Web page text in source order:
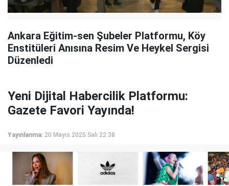
Ankara Eğitim-sen Şubeler Platformu, Köy
Enstitüleri Anısına Resim Ve Heykel Sergisi
Düzenledi
Yeni Dijital Habercilik Platformu:
Gazete Favori Yayında!
Yayınlanma: 20 Mayıs 2025 Salı 22:38